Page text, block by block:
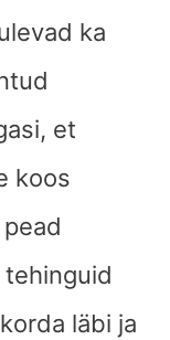
ka
et
koos
läbi ja